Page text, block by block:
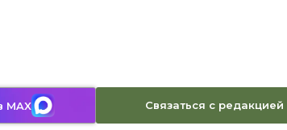
MAX Связаться с редакцией